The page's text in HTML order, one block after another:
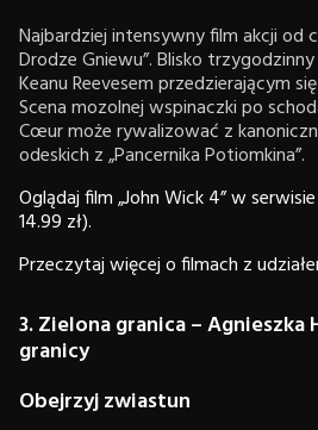
Najbardziej intensywny film akcji od
Drodze Gniewu”. Blisko
Keanu Reevesem przedzierającym
Scena mozolnej wspinaczki po
Cœur może rywalizować z
odeskich z „Pancernika Potiomkina”.
Oglądaj film „John Wick 4” w serwisie
14.99 zł).
Przeczytaj więcej o filmach z
3. Zielona granica –
granicy
Obejrzyj zwiastun